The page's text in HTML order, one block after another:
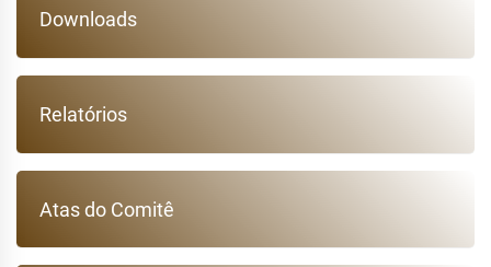
Downloads
Relatórios
Atas do Comitê